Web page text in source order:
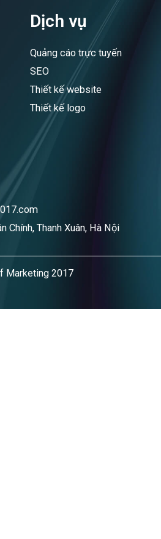
Dịch vụ
Quảng cáo trực tuyến
SEO
Thiết kế website
Thiết kế logo
Chính, Thanh Xuân, Hà Nội
Marketing 2017